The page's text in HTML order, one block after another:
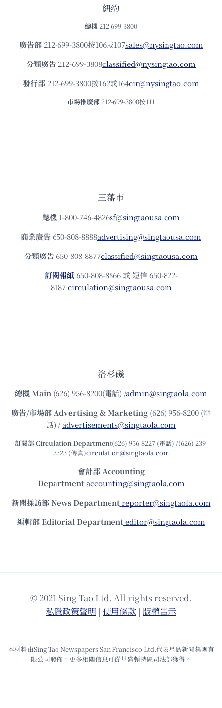
紐約
總機 212-699-3800
廣告部212-699-3800按106或107sales@nysingtao.com
分類廣告 212-699-3808classified@nysingtao.com
發⾏部 212-699-3800按162或164cir@nysingtao.com
市場推廣部 212-699-3800按111
三藩市
總機 1-800-746-4826sf@singtaousa.com
商業廣告 650-808-8888advertising@singtaousa.com
分類廣告 650-808-8877classified@singtaousa.com
訂閱報紙 650-808-8866 或 短信 650-822-
8187circulation@singtaousa.com
洛杉磯
總機Main (626) 956-8200(電話) /admin@singtaola.com
廣告/市場部Advertising & Marketing (626) 956-8200 (電
話) /advertisements@singtaola.com
訂閱部 Circulation Department(626) 956-8227 (電話) /(626) 239-
3323 (傳真)circulation@singtaola.com
會計部 Accounting
Department accounting@singtaola.com
新聞採訪部 News Department reporter@singtaola.com
編輯部 Editorial Department editor@singtaola.com
© 2021 Sing Tao Ltd. All rights reserved.
私隱政策聲明 | 使⽤條款 | 版權告⽰
本材料由Sing Tao Newspapers San Francisco Ltd.代表星島新聞集團有
限公司發佈，更多相關信息可從華盛頓特區司法部獲得。